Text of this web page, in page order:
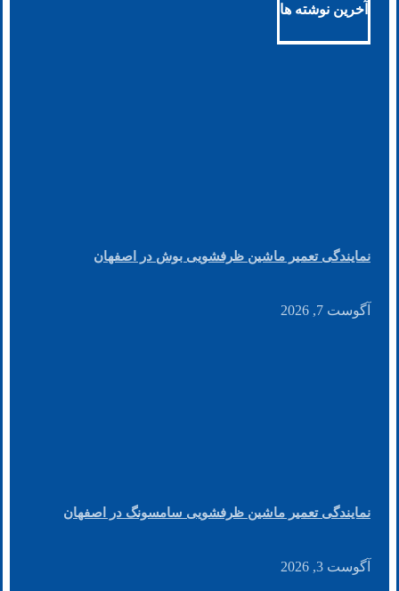
آخرین نوشته ها
نمایندگی تعمیر ماشین ظرفشویی بوش در اصفهان
آگوست 7, 2026
نمایندگی تعمیر ماشین ظرفشویی سامسونگ در اصفهان
آگوست 3, 2026